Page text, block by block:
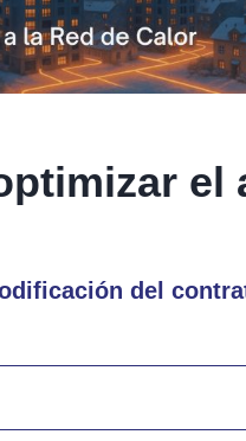
el
del